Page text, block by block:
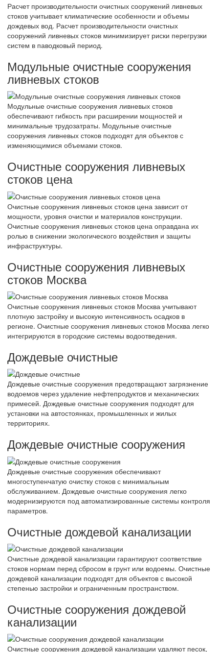
Расчет производительности очистных сооружений ливневых
стоков учитывает климатические особенности и объемы
дождевых вод. Расчет производительности очистных
сооружений ливневых стоков минимизирует риски перегрузки
систем в паводковый период.
Модульные очистные сооружения
ливневых стоков
Модульные очистные сооружения ливневых стоков
обеспечивают гибкость при расширении мощностей и
минимальные трудозатраты. Модульные очистные
сооружения ливневых стоков подходят для объектов с
изменяющимися объемами стоков.
Очистные сооружения ливневых
стоков цена
Очистные сооружения ливневых стоков цена зависит от
мощности, уровня очистки и материалов конструкции.
Очистные сооружения ливневых стоков цена оправдана их
ролью в снижении экологического воздействия и защиты
инфраструктуры.
Очистные сооружения ливневых
стоков Москва
Очистные сооружения ливневых стоков Москва учитывают
плотную застройку и высокую интенсивность осадков в
регионе. Очистные сооружения ливневых стоков Москва легко
интегрируются в городские системы водоотведения.
Дождевые очистные
Дождевые очистные сооружения предотвращают загрязнение
водоемов через удаление нефтепродуктов и механических
примесей. Дождевые очистные сооружения подходят для
установки на автостоянках, промышленных и жилых
территориях.
Дождевые очистные сооружения
Дождевые очистные сооружения обеспечивают
многоступенчатую очистку стоков с минимальным
обслуживанием. Дождевые очистные сооружения легко
модернизируются под автоматизированные системы контроля
параметров.
Очистные дождевой канализации
Очистные дождевой канализации гарантируют соответствие
стоков нормам перед сбросом в грунт или водоемы. Очистные
дождевой канализации подходят для объектов с высокой
степенью застройки и ограниченным пространством.
Очистные сооружения дождевой
канализации
Очистные сооружения дождевой канализации удаляют песок,